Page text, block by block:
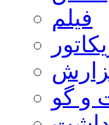
فیلم
و گو